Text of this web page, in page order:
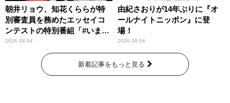
朝井リョウ、知花くららが特
別審査員を務めたエッセイコ
ンテストの特別番組「#いまあ
なたに伝えたいこと」
2026.08.04
由紀さおりが14年ぶりに『オ
ールナイトニッポン』に登
場！
2026.08.04
新着記事をもっと見る